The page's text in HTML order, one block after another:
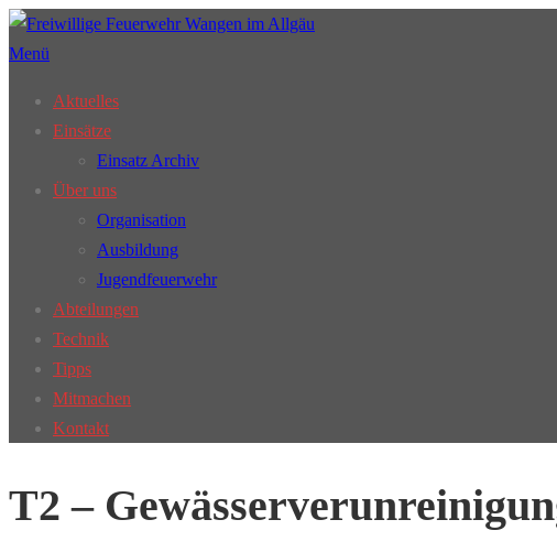
Zum
Inhalt
Menü
Aktuelles
Einsätze
Einsatz Archiv
Über uns
Organisation
Ausbildung
Jugendfeuerwehr
Abteilungen
Technik
Tipps
Mitmachen
Kontakt
T2 –